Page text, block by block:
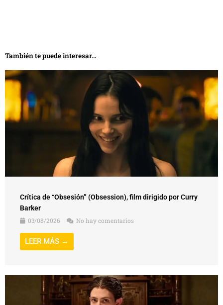
También te puede interesar...
Crítica de “Obsesión” (Obsession), film dirigido por Curry
Barker
03/08/2026
No hay comentarios
LEER MÁS →